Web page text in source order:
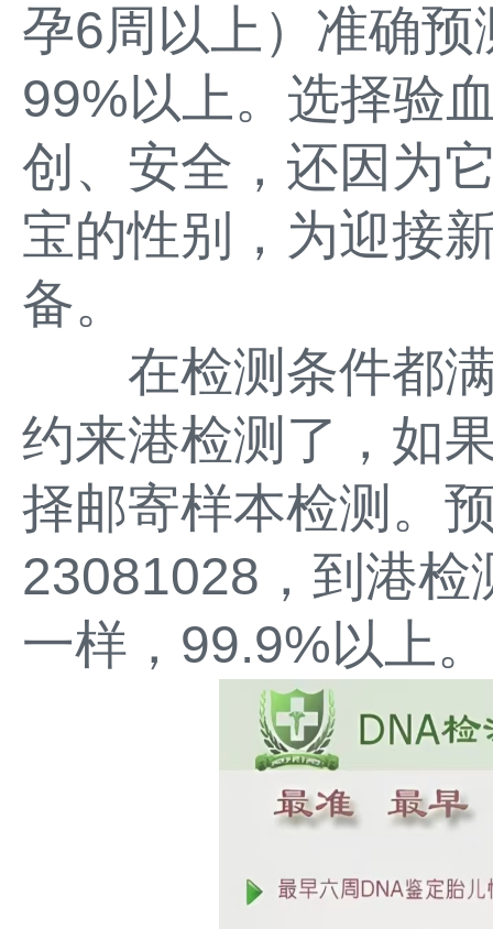
孕6周以上）准确
99%以上。选择验
创、安全，还因为
宝的性别，为迎接
备。
在检测条件都满
约来港检测了，如
择邮寄样本检测。
23081028，到港检
一样，99.9%以上。